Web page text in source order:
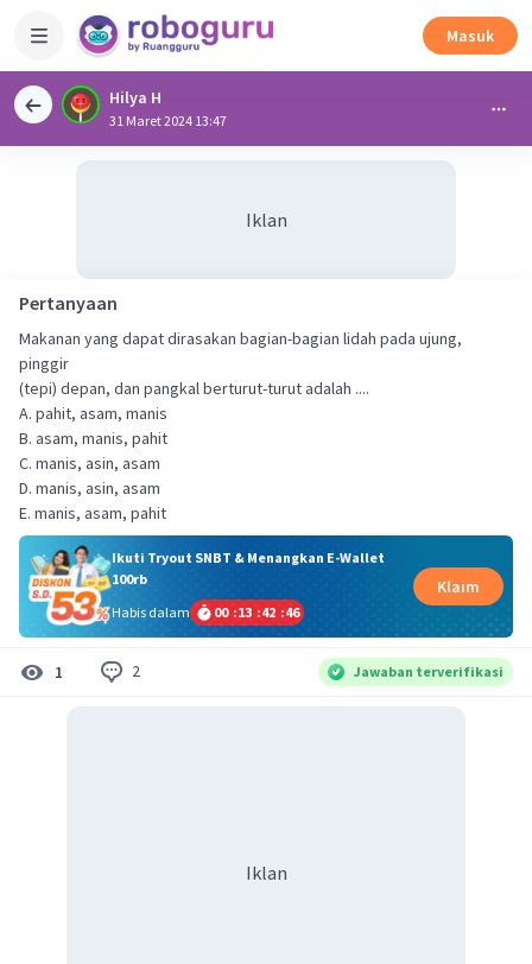
Masuk
Hilya H
31 Maret 2024 13:47
Iklan
Pertanyaan
Makanan yang dapat dirasakan bagian-bagian lidah pada ujung,
pinggir
(tepi) depan, dan pangkal berturut-turut adalah ....
A. pahit, asam, manis
B. asam, manis, pahit
C. manis, asin, asam
D. manis, asin, asam
E. manis, asam, pahit
Ikuti Tryout SNBT & Menangkan E-Wallet
100rb
Habis dalam
00 :13 :42 :46
Klaim
1 2 Jawaban terverifikasi
Iklan